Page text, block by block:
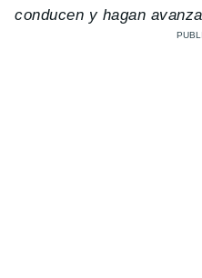
conducen y hagan